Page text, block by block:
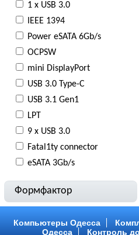
1 х USB 3.0
IEEE 1394
Power eSATA 6Gb/s
OCPSW
mini DisplayPort
USB 3.0 Type-С
USB 3.1 Gen1
LPT
9 x USB 3.0
Fatal1ty connector
eSATA 3Gb/s
Формфактор
Компьютеры Одесса
Одесса
Контроль